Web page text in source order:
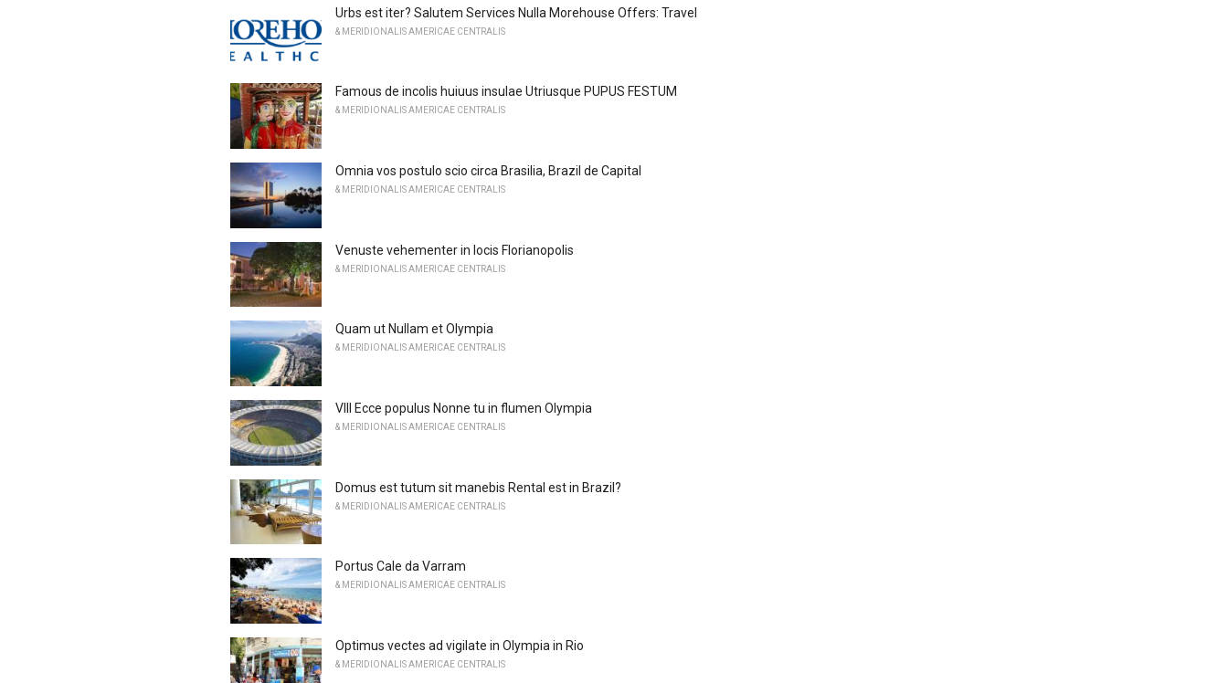
Urbs est iter? Salutem Services Nulla Morehouse Offers: Travel
& MERIDIONALIS AMERICAE CENTRALIS
Famous de incolis huiuus insulae Utriusque PUPUS FESTUM
& MERIDIONALIS AMERICAE CENTRALIS
Omnia vos postulo scio circa Brasilia, Brazil de Capital
& MERIDIONALIS AMERICAE CENTRALIS
Venuste vehementer in locis Florianopolis
& MERIDIONALIS AMERICAE CENTRALIS
Quam ut Nullam et Olympia
& MERIDIONALIS AMERICAE CENTRALIS
VIII Ecce populus Nonne tu in flumen Olympia
& MERIDIONALIS AMERICAE CENTRALIS
Domus est tutum sit manebis Rental est in Brazil?
& MERIDIONALIS AMERICAE CENTRALIS
Portus Cale da Varram
& MERIDIONALIS AMERICAE CENTRALIS
Optimus vectes ad vigilate in Olympia in Rio
& MERIDIONALIS AMERICAE CENTRALIS